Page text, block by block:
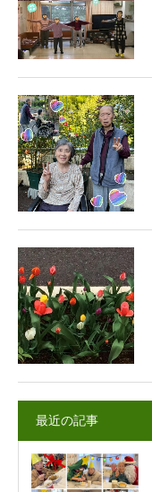
最近の記事